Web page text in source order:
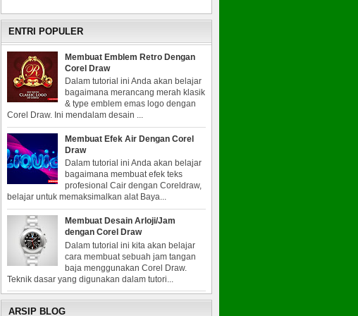
ENTRI POPULER
Membuat Emblem Retro Dengan
Corel Draw
Dalam tutorial ini Anda akan belajar
bagaimana merancang merah klasik
& type emblem emas logo dengan
Corel Draw. Ini mendalam desain ...
Membuat Efek Air Dengan Corel
Draw
Dalam tutorial ini Anda akan belajar
bagaimana membuat efek teks
profesional Cair dengan Coreldraw,
belajar untuk memaksimalkan alat Baya...
Membuat Desain Arloji/Jam
dengan Corel Draw
Dalam tutorial ini kita akan belajar
cara membuat sebuah jam tangan
baja menggunakan Corel Draw.
Teknik dasar yang digunakan dalam tutori...
ARSIP BLOG